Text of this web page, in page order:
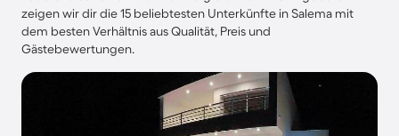
zeigen wir dir die 15 beliebtesten Unterkünfte in Salema mit
dem besten Verhältnis aus Qualität, Preis und
Gästebewertungen.